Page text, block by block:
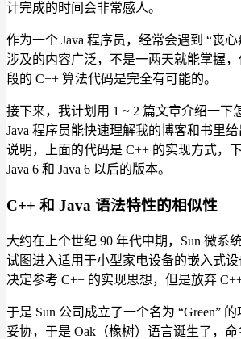
计完成的时间会非常感人。
作为一个 Java 程序员，经常会遇到 “丧
涉及的内容广泛，不是一两天就能掌握
段的 C++ 算法代码是完全有可能的。
接下来，我计划用 1 ~ 2 篇文章介绍一下
Java 程序员能快速理解我的博客和书里
说明，上面的代码是 C++ 的实现方式，
Java 6 和 Java 6 以后的版本。
C++ 和 Java 语法特性的相似性
大约在上个世纪 90 年代中期，Sun 微系
试图进入适用于小型家电设备的嵌入式
决定参考 C++ 的实现思想，但是放弃
于是 Sun 公司成立了一个名为 “Green”
妥协，于是 Oak（橡树）语言诞生了，